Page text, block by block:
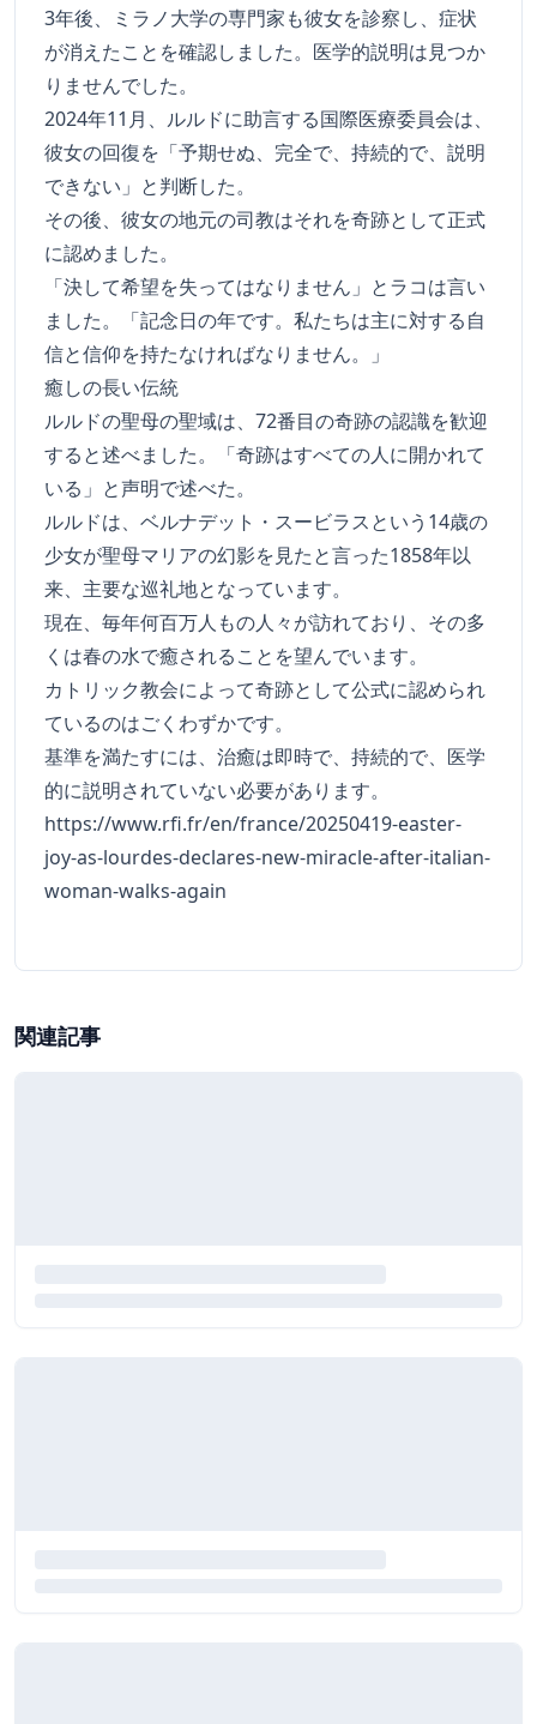
3年後、ミラノ大学の専門家も彼女を診察し、症状
が消えたことを確認しました。医学的説明は見つか
りませんでした。
2024年11月、ルルドに助言する国際医療委員会は、
彼女の回復を「予期せぬ、完全で、持続的で、説明
できない」と判断した。
その後、彼女の地元の司教はそれを奇跡として正式
に認めました。
「決して希望を失ってはなりません」とラコは言い
ました。「記念日の年です。私たちは主に対する自
信と信仰を持たなければなりません。」
癒しの長い伝統
ルルドの聖母の聖域は、72番目の奇跡の認識を歓迎
すると述べました。「奇跡はすべての人に開かれて
いる」と声明で述べた。
ルルドは、ベルナデット・スービラスという14歳の
少女が聖母マリアの幻影を見たと言った1858年以
来、主要な巡礼地となっています。
現在、毎年何百万人もの人々が訪れており、その多
くは春の水で癒されることを望んでいます。
カトリック教会によって奇跡として公式に認められ
ているのはごくわずかです。
基準を満たすには、治癒は即時で、持続的で、医学
的に説明されていない必要があります。
https://www.rfi.fr/en/france/20250419-easter-
joy-as-lourdes-declares-new-miracle-after-italian-
woman-walks-again
関連記事